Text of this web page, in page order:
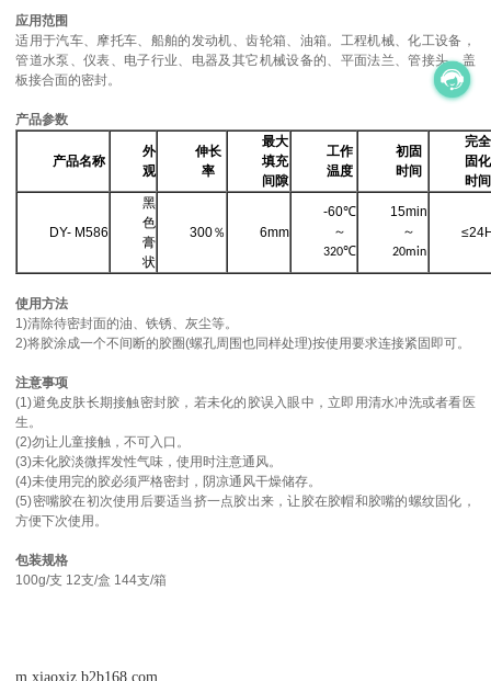
应用范围
适用于汽车、摩托车、船舶的发动机、齿轮箱、油箱。工程机械、化工设备，
管道水泵、仪表、电子行业、电器及其它机械设备的、平面法兰、管接头、盖
板接合面的密封。
产品参数
产品名称
外
观
伸长
率
最大
填充
间隙
工作
温度
初固
时间
完全
固化
时间
DY- M586
黑
色
膏
状
300％ 6mm
-60℃
～
320℃
15min
～
20min
使用方法
1)清除待密封面的油、铁锈、灰尘等。
2)将胶涂成一个不间断的胶圈(螺孔周围也同样处理)按使用要求连接紧固即可。
注意事项
(1)避免皮肤长期接触密封胶，若未化的胶误入眼中，立即用清水冲洗或者看医
生。
(2)勿让儿童接触，不可入口。
(3)未化胶淡微挥发性气味，使用时注意通风。
(4)未使用完的胶必须严格密封，阴凉通风干燥储存。
(5)密嘴胶在初次使用后要适当挤一点胶出来，让胶在胶帽和胶嘴的螺纹固化，
方便下次使用。
包装规格
100g/支 12支/盒 144支/箱
m.xiaoxiz.b2b168.com